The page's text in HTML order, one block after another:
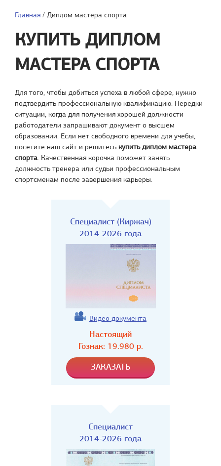
Главная / Диплом мастера спорта
КУПИТЬ ДИПЛОМ
МАСТЕРА СПОРТА
Для того, чтобы добиться успеха в любой сфере, нужно
подтвердить профессиональную квалификацию. Нередки
ситуации, когда для получения хорошей должности
работодатели запрашивают документ о высшем
образовании. Если нет свободного времени для учебы,
посетите наш сайт и решитесь купить диплом мастера
спорта. Качественная корочка поможет занять
должность тренера или судьи профессиональным
спортсменам после завершения карьеры.
Специалист (Киржач)
2014-2026 года
Видео документа
Настоящий
Гознак: 19.980р.
Специалист
2014-2026 года